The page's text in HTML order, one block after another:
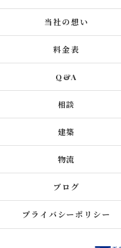
当社の想い
料金表
Q&A
相談
建築
物流
ブログ
プライバシーポリシー